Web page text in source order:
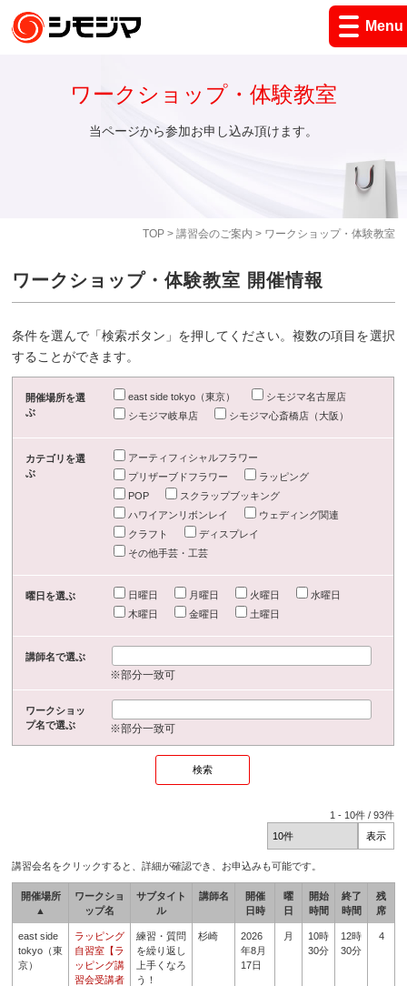
Menu
TOP> 講習会のご案内 > ワークショップ・体験教室
ワークショップ・体験教室
当ページから参加お申し込み頂けます。
ワークショップ・体験教室 開催情報
条件を選んで「検索ボタン」を押してください。複数の項目を選択
することができます。
開催場所を選
ぶ
east side tokyo（東京）
シモジマ名古屋店
シモジマ岐阜店
シモジマ心斎橋店（大阪）
カテゴリを選
ぶ
アーティフィシャルフラワー
プリザーブドフラワー
ラッピング
POP
スクラップブッキング
ハワイアンリボンレイ
ウェディング関連
クラフト
ディスプレイ
その他手芸・工芸
曜日を選ぶ 日曜日 月曜日 火曜日
水曜日
木曜日
金曜日 土曜日
講師名で選ぶ
※部分一致可
ワークショッ
プ名で選ぶ
※部分一致可
1 - 10件 /93件
講習会名をクリックすると、詳細が確認でき、お申込みも可能です。
開催場所
▲
ワークショ
ップ名
サブタイト
ル
講師名
開催
日時
曜
日
開始
時間
終了
時間
残
席
east side
tokyo（東
京）
ラッピング
自習室【ラ
ッピング講
習会受講者
練習・質問
を繰り返し
上手くなろ
う！
杉崎
2026
年8月
17日
月
10時
30分
12時
30分
4